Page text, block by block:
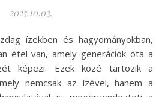
2025.10.03.
étel van, amely generációk óta a
képezi. Ezek közé tartozik a
nemcsak az ízével, hanem a